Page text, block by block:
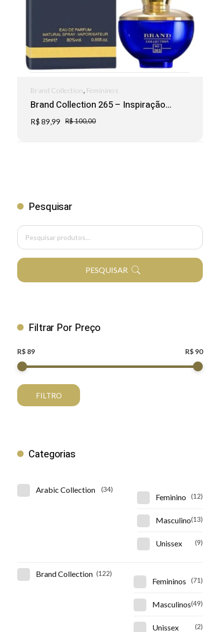
Brand Collection 265 – Inspiração...
R$ 89,99 R$100,00
Brand Collection Femininos
Pesquisar
PESQUISAR
Filtrar Por Preço
R$ 89 R$ 90
FILTRO
Categorias
Arabic Collection (34)
Feminino (12)
Masculino(13)
Unissex (9)
Brand Collection (122)
Femininos (71)
Masculinos(49)
Unissex (2)